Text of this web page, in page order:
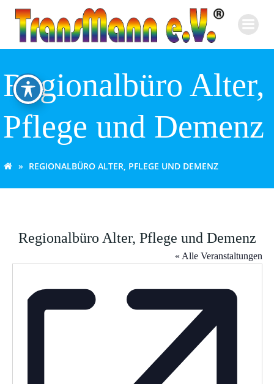
Inhalt
springen
Regionalbüro Alter,
Pflege und Demenz
REGIONALBÜRO ALTER, PFLEGE UND DEMENZ
Regionalbüro Alter, Pflege und Demenz
« Alle Veranstaltungen